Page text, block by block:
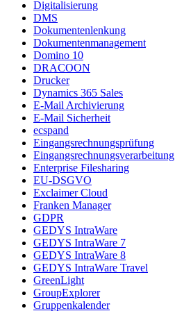
Digitalisierung
DMS
Dokumentenlenkung
Dokumentenmanagement
Domino 10
DRACOON
Drucker
Dynamics 365 Sales
E-Mail Archivierung
E-Mail Sicherheit
ecspand
Eingangsrechnungsprüfung
Eingangsrechnungsverarbeitung
Enterprise Filesharing
EU-DSGVO
Exclaimer Cloud
Franken Manager
GDPR
GEDYS IntraWare
GEDYS IntraWare 7
GEDYS IntraWare 8
GEDYS IntraWare Travel
GreenLight
GroupExplorer
Gruppenkalender